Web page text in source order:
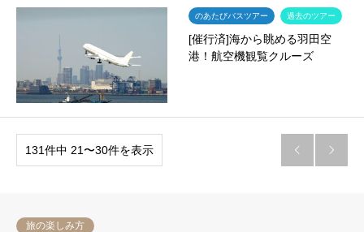
のあたびバスツアー 過去のツアー
[催行済]海から眺める羽田空
港！航空機観覧クルーズ
131件中 21〜30件を表示  
旅の楽しみ方